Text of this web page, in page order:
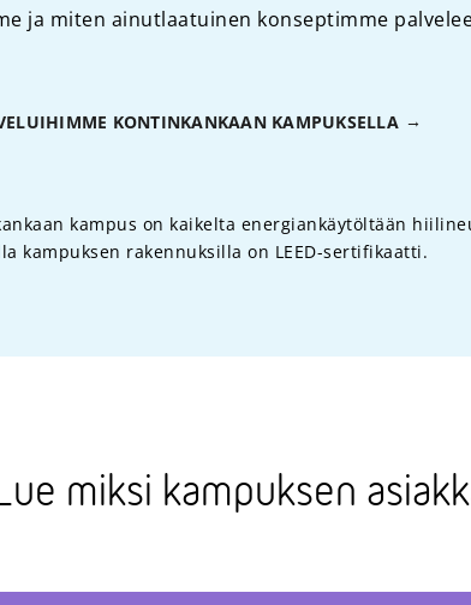
ja miten ainutlaatuinen konseptimme
KONTINKANKAAN KAMPUKSELLA
kampus on kaikelta energiankäytöltään
kampuksen rakennuksilla on LEED-sertifikaatti.
miksi kampuksen